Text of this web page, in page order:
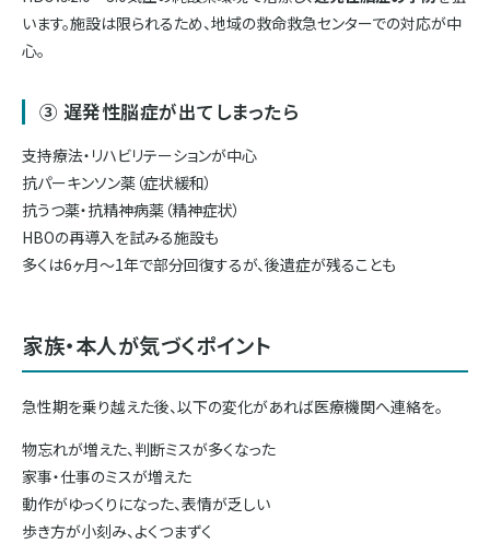
います。施設は限られるため、地域の救命救急センターでの対応が中
心。
③ 遅発性脳症が出てしまったら
支持療法・リハビリテーションが中心
抗パーキンソン薬（症状緩和）
抗うつ薬・抗精神病薬（精神症状）
HBOの再導入を試みる施設も
多くは6ヶ月〜1年で部分回復するが、後遺症が残ることも
家族・本人が気づくポイント
急性期を乗り越えた後、以下の変化があれば医療機関へ連絡を。
物忘れが増えた、判断ミスが多くなった
家事・仕事のミスが増えた
動作がゆっくりになった、表情が乏しい
歩き方が小刻み、よくつまずく